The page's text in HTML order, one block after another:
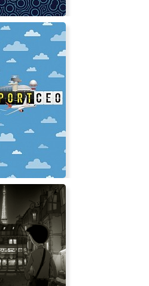
Mastermote
CEO